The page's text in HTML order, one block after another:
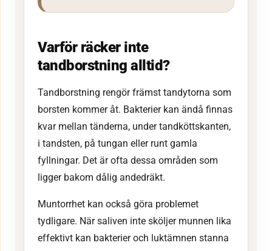
Varför räcker inte
tandborstning alltid?
Tandborstning rengör främst tandytorna som
borsten kommer åt. Bakterier kan ändå finnas
kvar mellan tänderna, under tandköttskanten,
i tandsten, på tungan eller runt gamla
fyllningar. Det är ofta dessa områden som
ligger bakom dålig andedräkt.
Muntorrhet kan också göra problemet
tydligare. När saliven inte sköljer munnen lika
effektivt kan bakterier och luktämnen stanna